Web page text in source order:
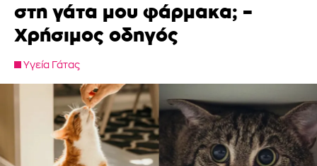
στη γάτα μου φάρμακα; –
Χρήσιμος οδηγός
Υγεία Γάτας